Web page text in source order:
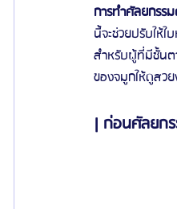
การทำศัลยกรร
นี้จะช่วยปรับให้
สำหรับผู้ที่มีชั้นต
ของจมูกให้ดูสว
| ก่อนศัลยก